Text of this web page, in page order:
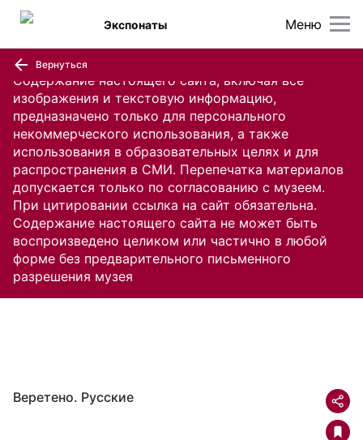
Содержание настоящего сайта, включая все
изображения и текстовую информацию,
предназначено только для персонального
некоммерческого использования, а также
использования в образовательных целях и для
распространения в СМИ. Перепечатка материалов
допускается только по согласованию с музеем.
При цитировании ссылка на сайт обязательна.
Содержание настоящего сайта не может быть
воспроизведено целиком или частично в любой
форме без предварительного письменного
разрешения музея
Меню
Экспонаты
Вернуться
Веретено. Русские